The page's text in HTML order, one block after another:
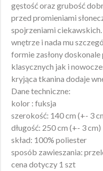
gęstość oraz grubość
przed promieniami
spojrzeniami
wnętrze i nada mu
formie zasłony
klasycznych jak i
kryjąca tkanina dodaje
Dane techniczne:
kolor : fuksja
szerokość: 140 cm (+- 3
długość: 250 cm (+- 3 cm)
skład: 100% poliester
sposób zawieszania:
cena dotyczy 1 szt